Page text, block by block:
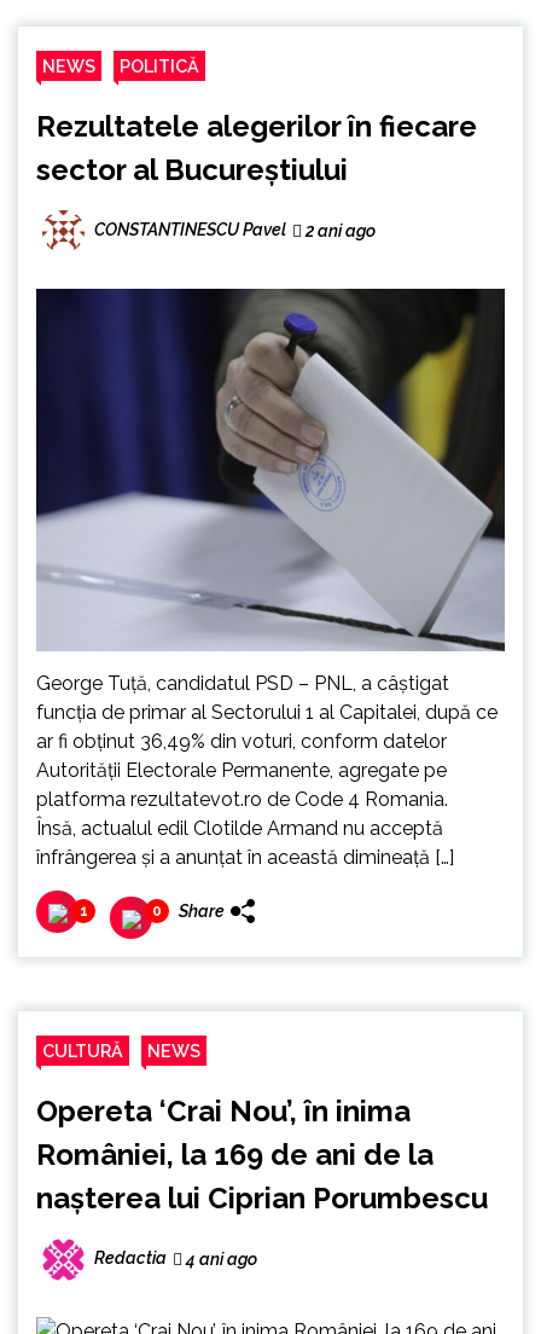
NEWS POLITICĂ
Rezultatele alegerilor în fiecare
sector al Bucureștiului
CONSTANTINESCU Pavel 2 ani ago
George Tuţă, candidatul PSD – PNL, a câştigat
funcţia de primar al Sectorului 1 al Capitalei, după ce
ar fi obţinut 36,49% din voturi, conform datelor
Autorității Electorale Permanente, agregate pe
platforma rezultatevot.ro de Code 4 Romania.
Însă, actualul edil Clotilde Armand nu acceptă
înfrângerea și a anunțat în această dimineață […]
1 0 Share
CULTURĂ NEWS
Opereta ‘Crai Nou’, în inima
României, la 169 de ani de la
nașterea lui Ciprian Porumbescu
Redactia 4 ani ago